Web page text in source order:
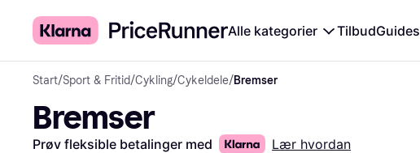
Alle kategorier TilbudGuides
Start/Sport & Fritid/Cykling/Cykeldele/Bremser
Bremser
Prøv fleksible betalinger med Lær hvordan